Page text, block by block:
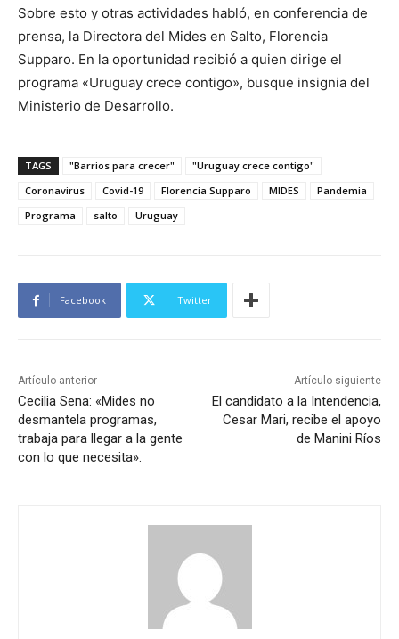
Sobre esto y otras actividades habló, en conferencia de
prensa, la Directora del Mides en Salto, Florencia
Supparo. En la oportunidad recibió a quien dirige el
programa «Uruguay crece contigo», busque insignia del
Ministerio de Desarrollo.
TAGS "Barrios para crecer"
"Uruguay crece contigo"
Coronavirus
Covid-19 Florencia Supparo MIDES
Pandemia
Programa
salto Uruguay
Facebook Twitter
Artículo anterior
Cecilia Sena: «Mides no
desmantela programas,
trabaja para llegar a la gente
con lo que necesita».
Artículo siguiente
El candidato a la Intendencia,
Cesar Mari, recibe el apoyo
de Manini Ríos